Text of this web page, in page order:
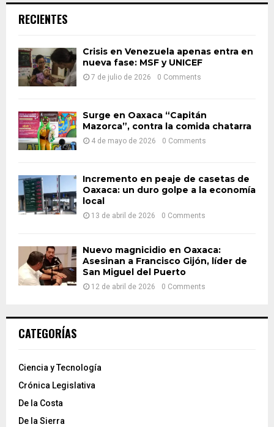
h
o
:
RECIENTES
Crisis en Venezuela apenas entra en
nueva fase: MSF y UNICEF
7 de julio de 2026 0 Comments
Surge en Oaxaca “Capitán
Mazorca”, contra la comida chatarra
4 de mayo de 2026 0 Comments
Incremento en peaje de casetas de
Oaxaca: un duro golpe a la economía
local
13 de abril de 2026 0 Comments
Nuevo magnicidio en Oaxaca:
Asesinan a Francisco Gijón, líder de
San Miguel del Puerto
12 de abril de 2026 0 Comments
CATEGORÍAS
Ciencia y Tecnología
Crónica Legislativa
De la Costa
De la Sierra